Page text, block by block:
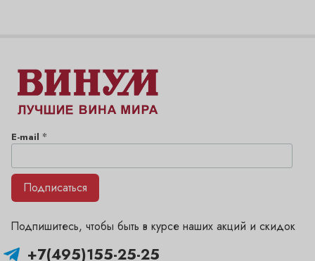
+7(495)155-25-25
Подпишитесь, чтобы быть в курсе наших акций и скидок
E-mail *
Подписаться